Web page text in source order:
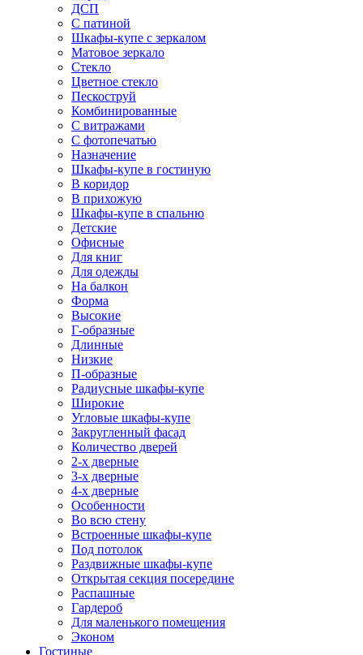
ДСП
С патиной
Шкафы-купе с зеркалом
Матовое зеркало
Стекло
Цветное стекло
Пескоструй
Комбинированные
С витражами
С фотопечатью
Назначение
Шкафы-купе в гостиную
В коридор
В прихожую
Шкафы-купе в спальню
Детские
Офисные
Для книг
Для одежды
На балкон
Форма
Высокие
Г-образные
Длинные
Низкие
П-образные
Радиусные шкафы-купе
Широкие
Угловые шкафы-купе
Закругленный фасад
Количество дверей
2-х дверные
3-х дверные
4-х дверные
Особенности
Во всю стену
Встроенные шкафы-купе
Под потолок
Раздвижные шкафы-купе
Открытая секция посередине
Распашные
Гардероб
Для маленького помещения
Эконом
Гостиные